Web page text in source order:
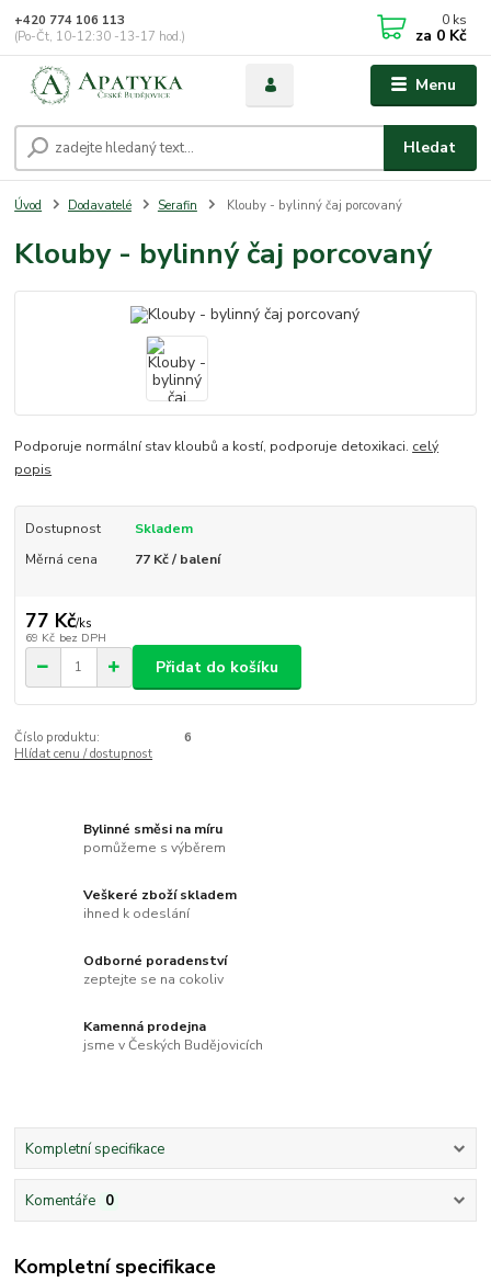
Menu
Hledat
+420 774 106 113
(Po-Čt, 10-12:30 -13-17 hod.)
0 ks
za 0 Kč
Úvod Dodavatelé Serafin Klouby - bylinný čaj porcovaný
Klouby - bylinný čaj porcovaný
Podporuje normální stav kloubů a kostí, podporuje detoxikaci. celý
popis
Dostupnost
Skladem
Měrná cena
77 Kč / balení
77 Kč/ks
69 Kč bez DPH
Přidat do košíku
Číslo produktu:
6
Hlídat cenu / dostupnost
Bylinné směsi na míru
pomůžeme s výběrem
Veškeré zboží skladem
ihned k odeslání
Odborné poradenství
zeptejte se na cokoliv
Kamenná prodejna
jsme v Českých Budějovicích
Kompletní specifikace
Komentáře 0
Kompletní specifikace